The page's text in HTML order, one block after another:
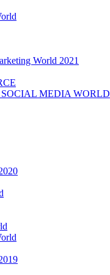
World 2021
MEDIA WORLD